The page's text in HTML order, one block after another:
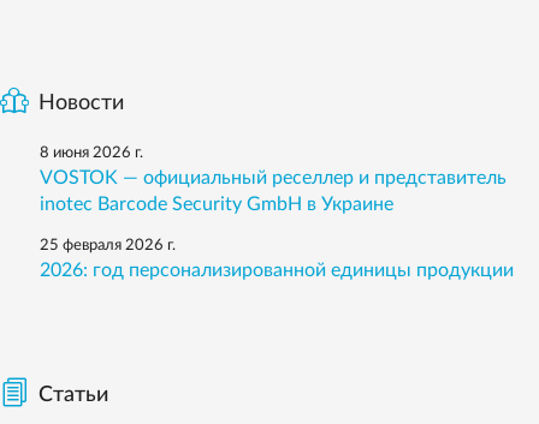
Новости
8 июня 2026 г.
VOSTOK — официальный реселлер и представитель
inotec Barcode Security GmbH в Украине
25 февраля 2026 г.
2026: год персонализированной единицы продукции
Статьи